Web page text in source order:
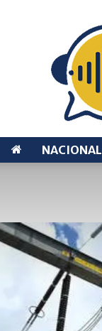
NACIONAL